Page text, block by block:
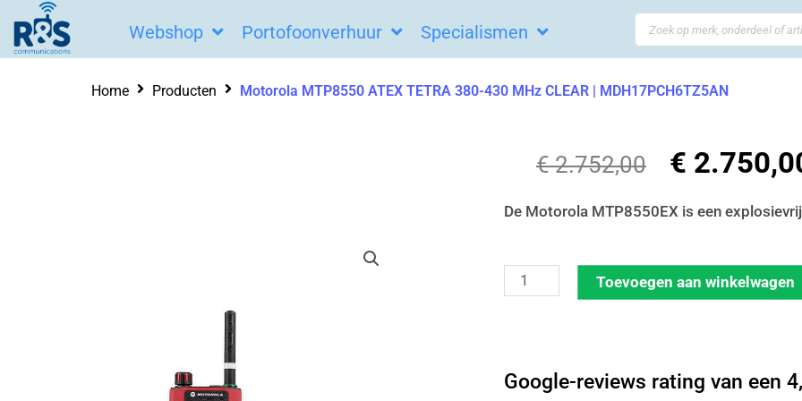
naar
Webshop Portofoonverhuur Specialismen
Search
...
Home Producten Motorola MTP8550 ATEX TETRA 380-430 MHz CLEAR | MDH17PCH6TZ5AN
€2.752,00
was:
€
De Motorola MTP8550EX is een
Motorola
MTP8550
380-
Toevoegen aan winkelwagen
Google-reviews rating van een